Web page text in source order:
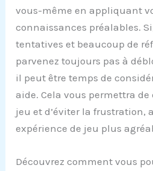
vous-même en appliquant
connaissances préalables.
tentatives et beaucoup de
parvenez toujours pas à
il peut être temps de
aide. Cela vous permettra
jeu et d’éviter la frustration,
expérience de jeu plus
Découvrez comment vous